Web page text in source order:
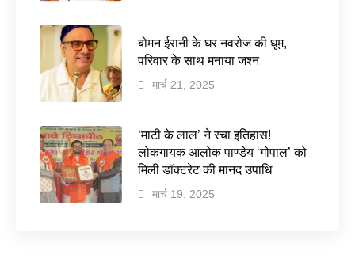
बोमन ईरानी के घर नवरोज की धूम,
परिवार के साथ मनाया जश्न
मार्च 21, 2025
‘माटी के लाल’ ने रचा इतिहास!
लोकगायक आलोक पाण्डेय ‘गोपाल’ को
मिली डॉक्टरेट की मानद उपाधि
मार्च 19, 2025